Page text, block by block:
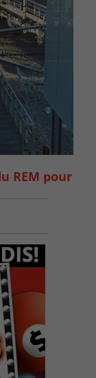
REM pour